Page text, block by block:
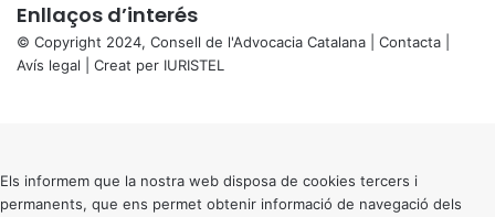
Enllaços d’interés
© Copyright 2024, Consell de l'Advocacia Catalana | Contacta
Avís legal | Creat per IURISTEL
button
Els informem que la nostra web disposa de cookies tercers i
permanents, que ens permet obtenir informació de navegació dels